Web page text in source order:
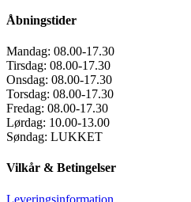
Åbningstider
Mandag: 08.00-17.30
Tirsdag: 08.00-17.30
Onsdag: 08.00-17.30
Torsdag: 08.00-17.30
Fredag: 08.00-17.30
Lørdag: 10.00-13.00
Søndag: LUKKET
Vilkår & Betingelser
Leveringsinformation